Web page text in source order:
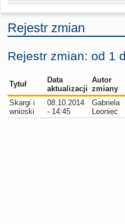
Rejestr zmian
Rejestr zmian: od 1
Tytuł
Data
aktualizacji
Autor
zmiany
Skargi i
wnioski
08.10.2014
- 14:45
Gabriela
Leoniec